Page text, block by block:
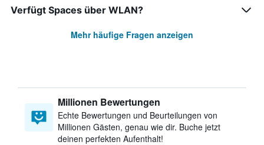
Verfügt Spaces über WLAN?
Mehr häufige Fragen anzeigen
Millionen Bewertungen
Echte Bewertungen und Beurteilungen von
Millionen Gästen, genau wie dir. Buche jetzt
deinen perfekten Aufenthalt!